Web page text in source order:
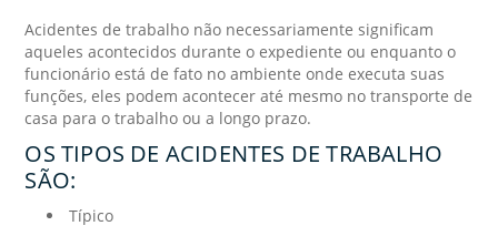
Acidentes de trabalho não necessariamente significam
aqueles acontecidos durante o expediente ou enquanto o
funcionário está de fato no ambiente onde executa suas
funções, eles podem acontecer até mesmo no transporte de
casa para o trabalho ou a longo prazo.
OS TIPOS DE ACIDENTES DE TRABALHO
SÃO:
Típico